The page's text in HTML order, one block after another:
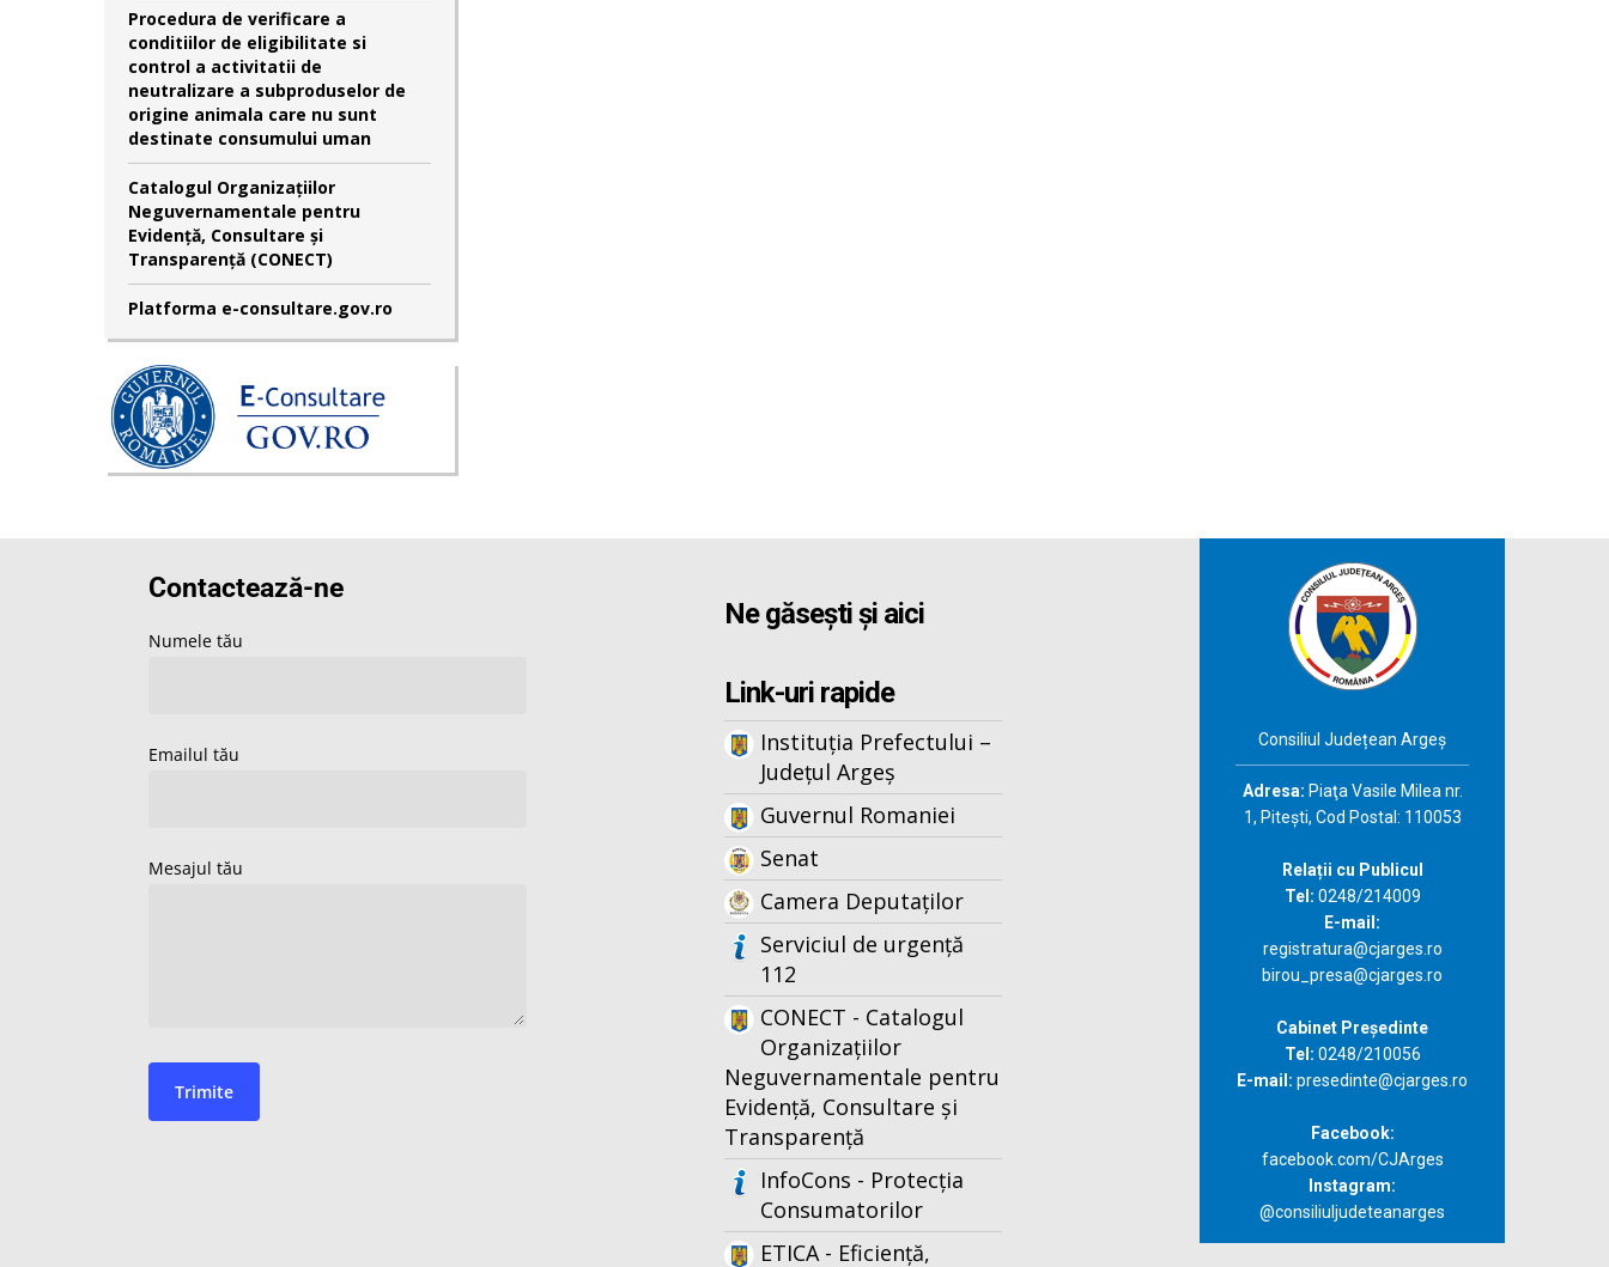
Procedura de verificare a
conditiilor de eligibilitate si
control a activitatii de
neutralizare a subproduselor de
origine animala care nu sunt
destinate consumului uman
Catalogul Organizațiilor
Neguvernamentale pentru
Evidență, Consultare și
Transparență (CONECT)
Platforma e-consultare.gov.ro
Ne găsești și aici
Link-uri rapide
Instituția Prefectului –
Județul Argeș
Guvernul Romaniei
Senat
Camera Deputaților
Serviciul de urgență
112
CONECT - Catalogul
Organizațiilor
Neguvernamentale pentru
Evidență, Consultare și
Transparență
InfoCons - Protecția
Consumatorilor
ETICA - Eficiență,
Consiliul Județean Argeș
Adresa: Piaţa Vasile Milea nr.
1, Piteşti, Cod Postal: 110053
Relații cu Publicul
Tel: 0248/214009
E-mail:
registratura@cjarges.ro
birou_presa@cjarges.ro
Cabinet Președinte
Tel: 0248/210056
E-mail: presedinte@cjarges.ro
Facebook:
facebook.com/CJArges
Instagram:
@consiliuljudeteanarges